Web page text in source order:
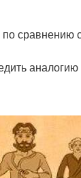
сравнению